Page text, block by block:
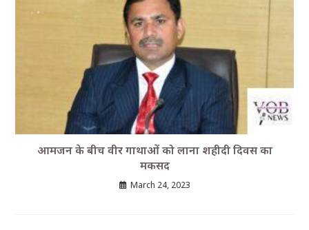
आमजन के बीच वीर गाथाओं को लाना शहीदी दिवस का
मकसद
March 24, 2023